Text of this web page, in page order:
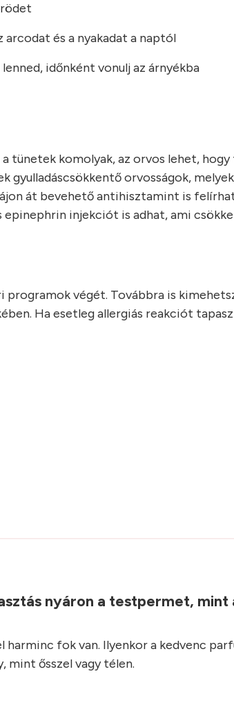
arcodat és a nyakadat a naptól
időnként vonulj az árnyékba
tünetek komolyak, az orvos lehet,
gyulladáscsökkentő orvosságok,
át bevehető antihisztamint is
injekciót is adhat, ami
programok végét. Továbbra is
Ha esetleg allergiás reakciót
nyáron a testpermet, mint
harminc fok van. Ilyenkor a kedvenc
mint ősszel vagy télen.